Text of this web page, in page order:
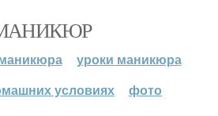
уроки маникюра
условиях
фото